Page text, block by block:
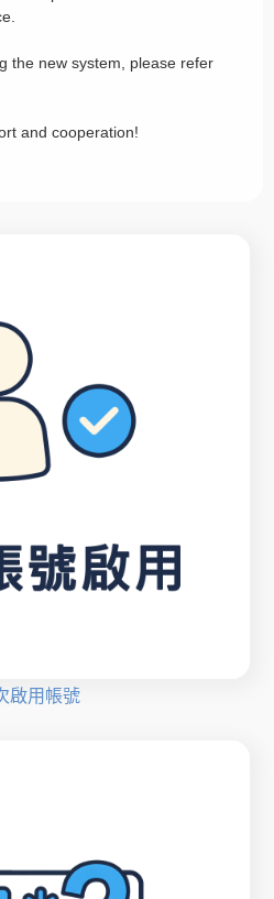
the new system, please refer
and cooperation!
啟用帳號